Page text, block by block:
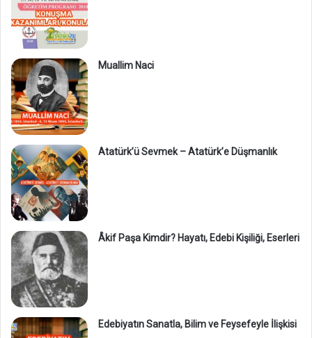
Muallim Naci
Atatürk’ü Sevmek – Atatürk’e Düşmanlık
Âkif Paşa Kimdir? Hayatı, Edebi Kişiliği, Eserleri
Edebiyatın Sanatla, Bilim ve Feysefeyle İlişkisi